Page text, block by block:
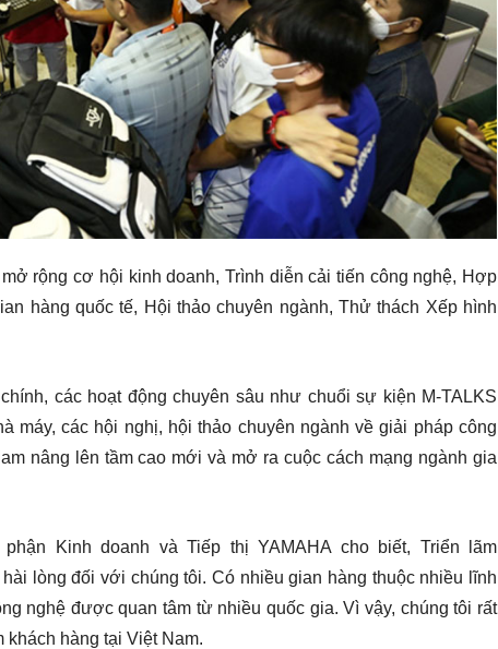
rộng cơ hội kinh doanh, Trình diễn cải tiến công nghệ, Hợp
hàng quốc tế, Hội thảo chuyên ngành, Thử thách Xếp hình
các hoạt động chuyên sâu như chuổi sự kiện M-TALKS
máy, các hội nghị, hội thảo chuyên ngành về giải pháp công
nâng lên tầm cao mới và mở ra cuộc cách mạng ngành gia
Kinh doanh và Tiếp thị YAMAHA cho biết, Triển lãm
lòng đối với chúng tôi. Có nhiều gian hàng thuộc nhiều lĩnh
nghệ được quan tâm từ nhiều quốc gia. Vì vậy, chúng tôi rất
hàng tại Việt Nam.